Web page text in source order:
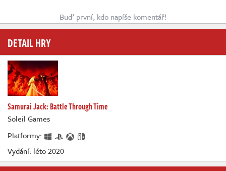
Buď první, kdo napíše komentář!
DETAIL HRY
Samurai Jack: Battle Through Time
Soleil Games
Platformy:
Vydání: léto 2020